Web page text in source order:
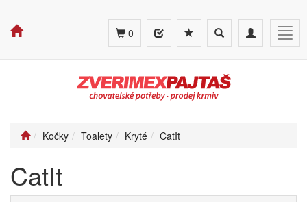
Toggle
navigation
Toggle
search
0
Kočky Toalety Kryté CatIt
CatIt